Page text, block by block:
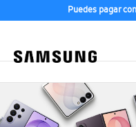
Puedes pagar